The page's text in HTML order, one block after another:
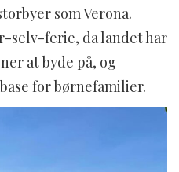
som Verona.
selv-ferie, da landet har
at byde på, og
for børnefamilier.